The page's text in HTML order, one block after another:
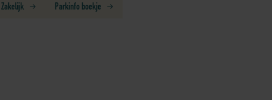
Zakelijk Parkinfo boekje